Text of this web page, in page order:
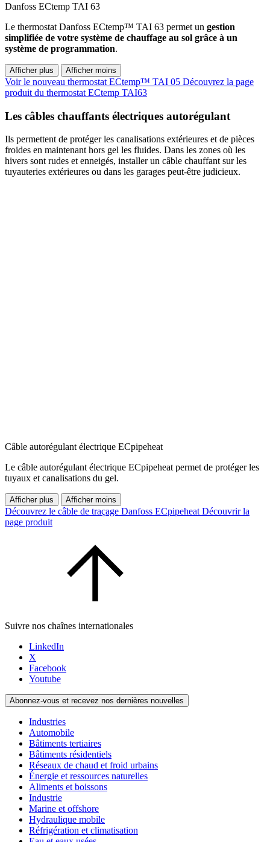
Danfoss ECtemp TAI 63
Le thermostat Danfoss ECtemp™ TAI 63 permet un gestion
simplifiée de votre système de chauffage au sol grâce à un
système de programmation.
Afficher plus Afficher moins
Voir le nouveau thermostat ECtemp™ TAI 05 Découvrez la page
produit du thermostat ECtemp TAI63
Les câbles chauffants électriques autorégulant
Ils permettent de protéger les canalisations extérieures et de pièces
froides en maintenant hors gel les fluides. Dans les zones où les
hivers sont rudes et enneigés, installer un câble chauffant sur les
tuyauteries extérieures ou dans les garages peut-être judicieux.
Câble autorégulant électrique ECpipeheat
Le câble autorégulant électrique ECpipeheat permet de protéger les
tuyaux et canalisations du gel.
Afficher plus Afficher moins
Découvrez le câble de traçage Danfoss ECpipeheat Découvrir la
page produit
Suivre nos chaînes internationales
LinkedIn
X
Facebook
Youtube
Abonnez-vous et recevez nos dernières nouvelles
Industries
Automobile
Bâtiments tertiaires
Bâtiments résidentiels
Réseaux de chaud et froid urbains
Énergie et ressources naturelles
Aliments et boissons
Industrie
Marine et offshore
Hydraulique mobile
Réfrigération et climatisation